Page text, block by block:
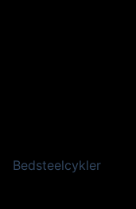
Bedsteelcykler